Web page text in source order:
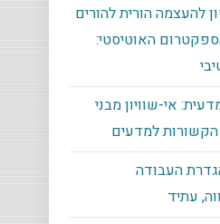
להעצמה הורית להורים
האוטיסטי:
אי-שוויון מבני
הקשורות למדעים
העבודה
עתיד